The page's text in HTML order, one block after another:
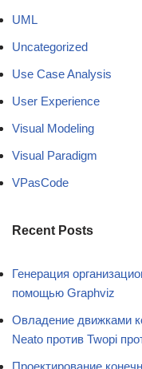
UML
Uncategorized
Use Case Analysis
User Experience
Visual Modeling
Visual Paradigm
VPasCode
Recent Posts
Генерация
помощью Graphviz
Овладение движками
Neato против Twopi
Проектирование